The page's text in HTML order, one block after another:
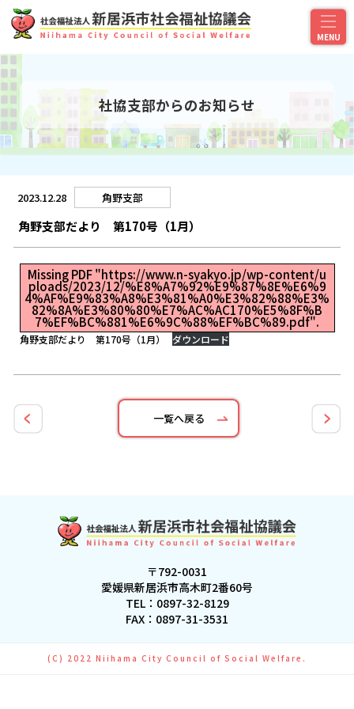
社協支部からのお知らせ
2023.12.28 角野支部
角野支部だより 第170号（1月）
Missing PDF "https://www.n-syakyo.jp/wp-content/u
ploads/2023/12/%E8%A7%92%E9%87%8E%E6%9
4%AF%E9%83%A8%E3%81%A0%E3%82%88%E3%
82%8A%E3%80%80%E7%AC%AC170%E5%8F%B
7%EF%BC%881%E6%9C%88%EF%BC%89.pdf".
角野支部だより 第170号（1月） ダウンロード
一覧へ戻る
〒792-0031
愛媛県新居浜市高木町2番60号
TEL： 0897-32-8129
FAX：0897-31-3531
(C) 2022 Niihama City Council of Social Welfare.